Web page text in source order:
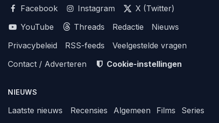
Facebook
Instagram
X (Twitter)
YouTube
Threads Redactie
Nieuws
Privacybeleid
RSS-feeds
Veelgestelde vragen
Contact / Adverteren
Cookie-instellingen
NIEUWS
Laatste nieuws Recensies Algemeen Films
Series